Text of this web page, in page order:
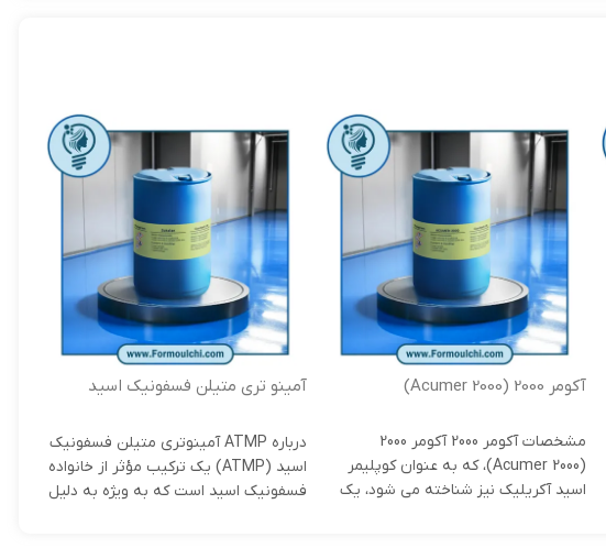
آکومر 2000 (Acumer 2000)
مشخصات آکومر 2000 آکومر 2000
(Acumer 2000)، که به عنوان کوپلیمر
اسید آکریلیک نیز شناخته می ‌شود، یک
آمینو تری متیلن فسفونیک اسید
درباره ATMP آمینوتری متیلن فسفونیک
اسید (ATMP) یک ترکیب مؤثر از خانواده
فسفونیک اسید است که به ویژه به دلیل